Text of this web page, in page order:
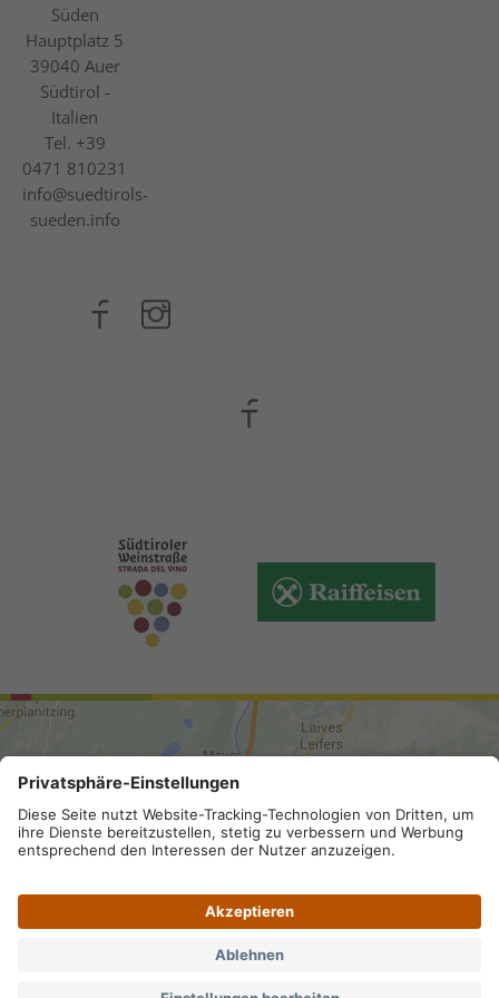
Süden
Hauptplatz 5
39040 Auer
Südtirol -
Italien
Tel. +39
0471 810231
info@suedtirols-
sueden.info
ANREISE
Impressum . Privacy
A4RZ960